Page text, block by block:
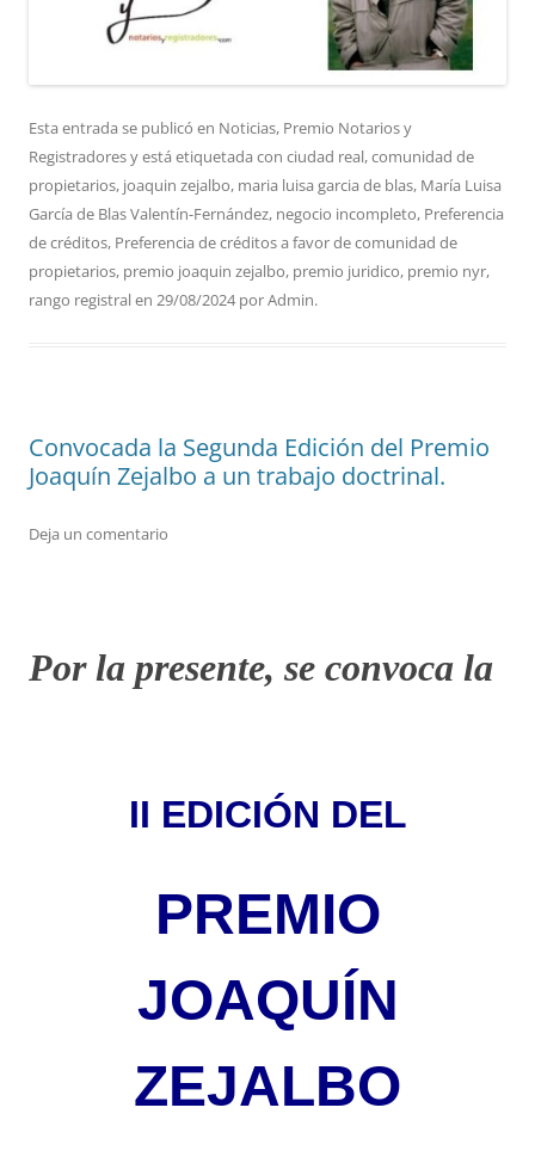
Esta entrada se publicó en Noticias, Premio Notarios y
Registradoresy está etiquetada con ciudad real,comunidad de
propietarios, joaquin zejalbo, maria luisa garcia de blas, María Luisa
García de Blas Valentín-Fernández, negocio incompleto, Preferencia
de créditos, Preferencia de créditos a favor de comunidad de
propietarios, premio joaquin zejalbo, premio juridico, premio nyr,
rango registralen 29/08/2024porAdmin.
Convocada la Segunda Edición del Premio
Joaquín Zejalbo a un trabajo doctrinal.
Deja un comentario
Por la presente, se convoca la
II EDICIÓN DEL
PREMIO
JOAQUÍN
ZEJALBO